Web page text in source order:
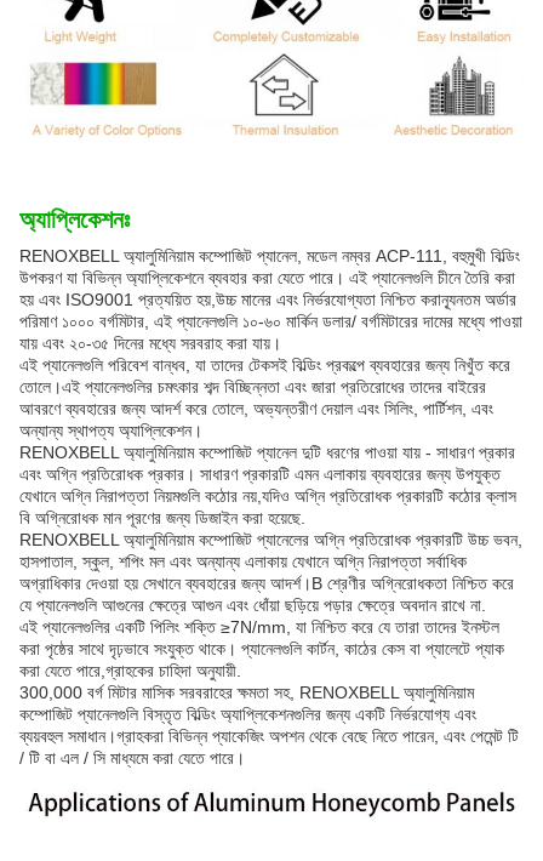
অ্যাপ্লিকেশনঃ
RENOXBELL অ্যালুমিনিয়াম কম্পোজিট প্যানেল, মডেল নম্বর ACP-111, বহুমুখী বিল্ডিং
উপকরণ যা বিভিন্ন অ্যাপ্লিকেশনে ব্যবহার করা যেতে পারে। এই প্যানেলগুলি চীনে তৈরি করা
হয় এবং ISO9001 প্রত্যয়িত হয়,উচ্চ মানের এবং নির্ভরযোগ্যতা নিশ্চিত করান্যূনতম অর্ডার
পরিমাণ ১০০০ বর্গমিটার, এই প্যানেলগুলি ১০-৬০ মার্কিন ডলার/ বর্গমিটারের দামের মধ্যে পাওয়া
যায় এবং ২০-৩৫ দিনের মধ্যে সরবরাহ করা যায়।
এই প্যানেলগুলি পরিবেশ বান্ধব, যা তাদের টেকসই বিল্ডিং প্রকল্পে ব্যবহারের জন্য নিখুঁত করে
তোলে।এই প্যানেলগুলির চমৎকার শব্দ বিচ্ছিন্নতা এবং জারা প্রতিরোধের তাদের বাইরের
আবরণে ব্যবহারের জন্য আদর্শ করে তোলে, অভ্যন্তরীণ দেয়াল এবং সিলিং, পার্টিশন, এবং
অন্যান্য স্থাপত্য অ্যাপ্লিকেশন।
RENOXBELL অ্যালুমিনিয়াম কম্পোজিট প্যানেল দুটি ধরণের পাওয়া যায় - সাধারণ প্রকার
এবং অগ্নি প্রতিরোধক প্রকার। সাধারণ প্রকারটি এমন এলাকায় ব্যবহারের জন্য উপযুক্ত
যেখানে অগ্নি নিরাপত্তা নিয়মগুলি কঠোর নয়,যদিও অগ্নি প্রতিরোধক প্রকারটি কঠোর ক্লাস
বি অগ্নিরোধক মান পূরণের জন্য ডিজাইন করা হয়েছে.
RENOXBELL অ্যালুমিনিয়াম কম্পোজিট প্যানেলের অগ্নি প্রতিরোধক প্রকারটি উচ্চ ভবন,
হাসপাতাল, স্কুল, শপিং মল এবং অন্যান্য এলাকায় যেখানে অগ্নি নিরাপত্তা সর্বাধিক
অগ্রাধিকার দেওয়া হয় সেখানে ব্যবহারের জন্য আদর্শ।B শ্রেণীর অগ্নিরোধকতা নিশ্চিত করে
যে প্যানেলগুলি আগুনের ক্ষেত্রে আগুন এবং ধোঁয়া ছড়িয়ে পড়ার ক্ষেত্রে অবদান রাখে না.
এই প্যানেলগুলির একটি পিলিং শক্তি ≥7N/mm, যা নিশ্চিত করে যে তারা তাদের ইনস্টল
করা পৃষ্ঠের সাথে দৃঢ়ভাবে সংযুক্ত থাকে। প্যানেলগুলি কার্টন, কাঠের কেস বা প্যালেটে প্যাক
করা যেতে পারে,গ্রাহকের চাহিদা অনুযায়ী.
300,000 বর্গ মিটার মাসিক সরবরাহের ক্ষমতা সহ, RENOXBELL অ্যালুমিনিয়াম
কম্পোজিট প্যানেলগুলি বিস্তৃত বিল্ডিং অ্যাপ্লিকেশনগুলির জন্য একটি নির্ভরযোগ্য এবং
ব্যয়বহুল সমাধান।গ্রাহকরা বিভিন্ন প্যাকেজিং অপশন থেকে বেছে নিতে পারেন, এবং পেমেন্ট টি
/ টি বা এল / সি মাধ্যমে করা যেতে পারে।